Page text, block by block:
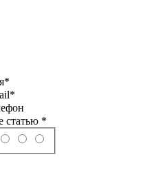
статью *